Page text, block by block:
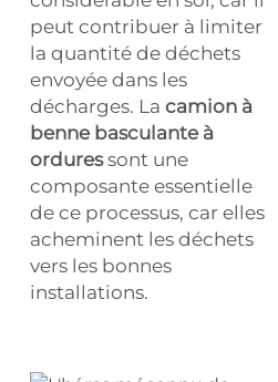
peut contribuer à limiter
la quantité de déchets
envoyée dans les
décharges. La camion à
benne basculante à
orduressont une
composante essentielle
de ce processus, car elles
acheminent les déchets
vers les bonnes
installations.